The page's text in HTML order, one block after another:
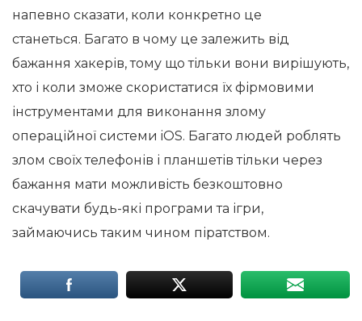
напевно сказати, коли конкретно це
станеться. Багато в чому це залежить від
бажання хакерів, тому що тільки вони вирішують,
хто і коли зможе скористатися їх фірмовими
інструментами для виконання злому
операційної системи iOS. Багато людей роблять
злом своїх телефонів і планшетів тільки через
бажання мати можливість безкоштовно
скачувати будь-які програми та ігри,
займаючись таким чином піратством.